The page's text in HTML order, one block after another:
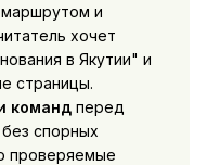
и
хочет
в Якутии" и
страницы.
командперед
спорных
проверяемые